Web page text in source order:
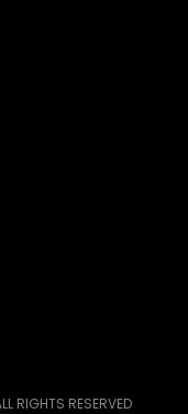
RIGHTS RESERVED